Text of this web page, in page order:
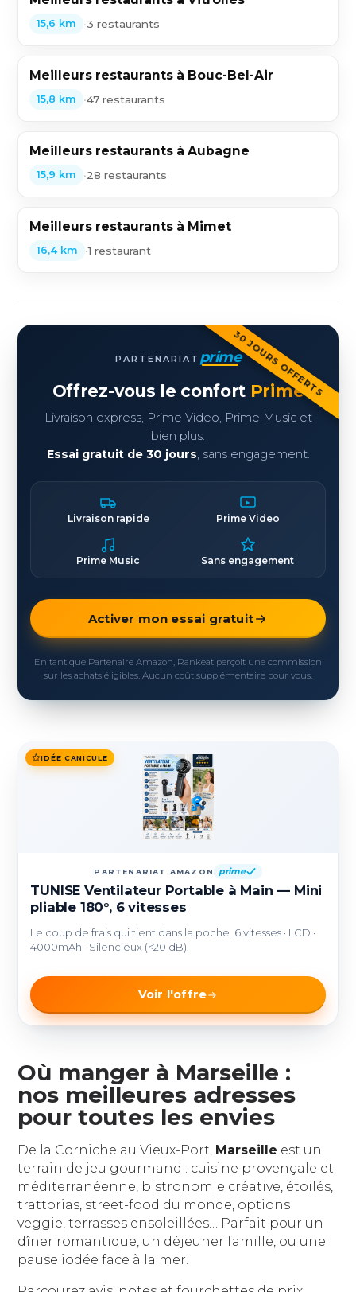
15,6 km •3 restaurants
Meilleurs restaurants à Bouc-Bel-Air
15,8 km •47 restaurants
Meilleurs restaurants à Aubagne
15,9 km •28 restaurants
Meilleurs restaurants à Mimet
16,4 km •1 restaurant
30 JOURS OFFERTS
PARTENARIAT prime
Offrez-vous le confort Prime
Livraison express, Prime Video, Prime Music et
bien plus.
Essai gratuit de 30 jours, sans engagement.
Livraison rapide Prime Video
Prime Music Sans engagement
Activer mon essai gratuit
En tant que Partenaire Amazon, Rankeat perçoit une commission
sur les achats éligibles. Aucun coût supplémentaire pour vous.
IDÉE CANICULE
PARTENARIAT AMAZON prime
TUNISE Ventilateur Portable à Main — Mini
pliable 180°, 6 vitesses
Le coup de frais qui tient dans la poche. 6 vitesses · LCD ·
4000mAh · Silencieux (<20 dB).
Voir l'offre
Où manger à Marseille :
nos meilleures adresses
pour toutes les envies
De la Corniche au Vieux-Port, Marseille est un
terrain de jeu gourmand : cuisine provençale et
méditerranéenne, bistronomie créative, étoilés,
trattorias, street-food du monde, options
veggie, terrasses ensoleillées… Parfait pour un
dîner romantique, un déjeuner famille, ou une
pause iodée face à la mer.